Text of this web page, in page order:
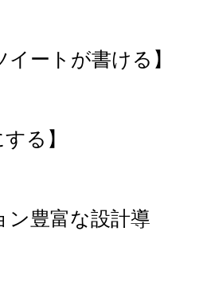
イートが書ける】
る】
ン豊富な設計導